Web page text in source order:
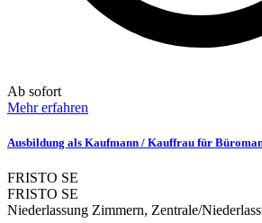
Ab sofort
Mehr erfahren
Ausbildung als Kaufmann / Kauffrau für
FRISTO SE
FRISTO SE
Niederlassung Zimmern, Zentrale/